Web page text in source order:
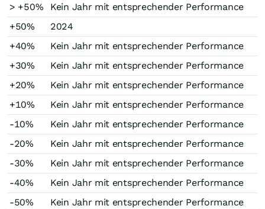
> +50%
Kein Jahr mit entsprechender Performance
+50%
2024
+40%
Kein Jahr mit entsprechender Performance
+30%
Kein Jahr mit entsprechender Performance
+20%
Kein Jahr mit entsprechender Performance
+10%
Kein Jahr mit entsprechender Performance
-10%
Kein Jahr mit entsprechender Performance
-20%
Kein Jahr mit entsprechender Performance
-30%
Kein Jahr mit entsprechender Performance
-40%
Kein Jahr mit entsprechender Performance
-50%
Kein Jahr mit entsprechender Performance